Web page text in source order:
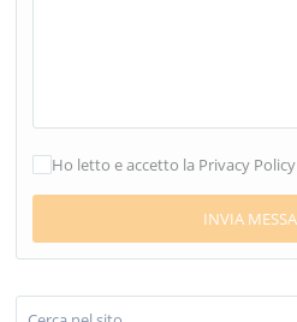
Ho letto e accetto la Privacy Policy